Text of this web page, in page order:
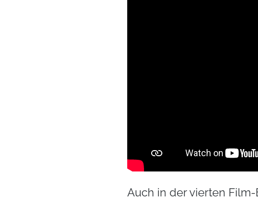
Auch in der vierten